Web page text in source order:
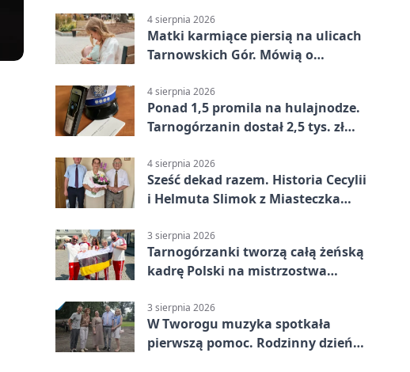
4 sierpnia 2026
Matki karmiące piersią na ulicach
Tarnowskich Gór. Mówią o
4 sierpnia 2026
Ponad 1,5 promila na hulajnodze.
Tarnogórzanin dostał 2,5 tys. zł
4 sierpnia 2026
Sześć dekad razem. Historia Cecylii
i Helmuta Slimok z Miasteczka
3 sierpnia 2026
Tarnogórzanki tworzą całą żeńską
kadrę Polski na mistrzostwa
3 sierpnia 2026
W Tworogu muzyka spotkała
pierwszą pomoc. Rodzinny dzień